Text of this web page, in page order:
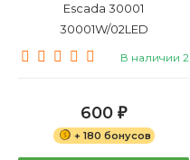
Escada 30001
30001W/02LED
В наличии 2
600 ₽
+ 180 бонусов